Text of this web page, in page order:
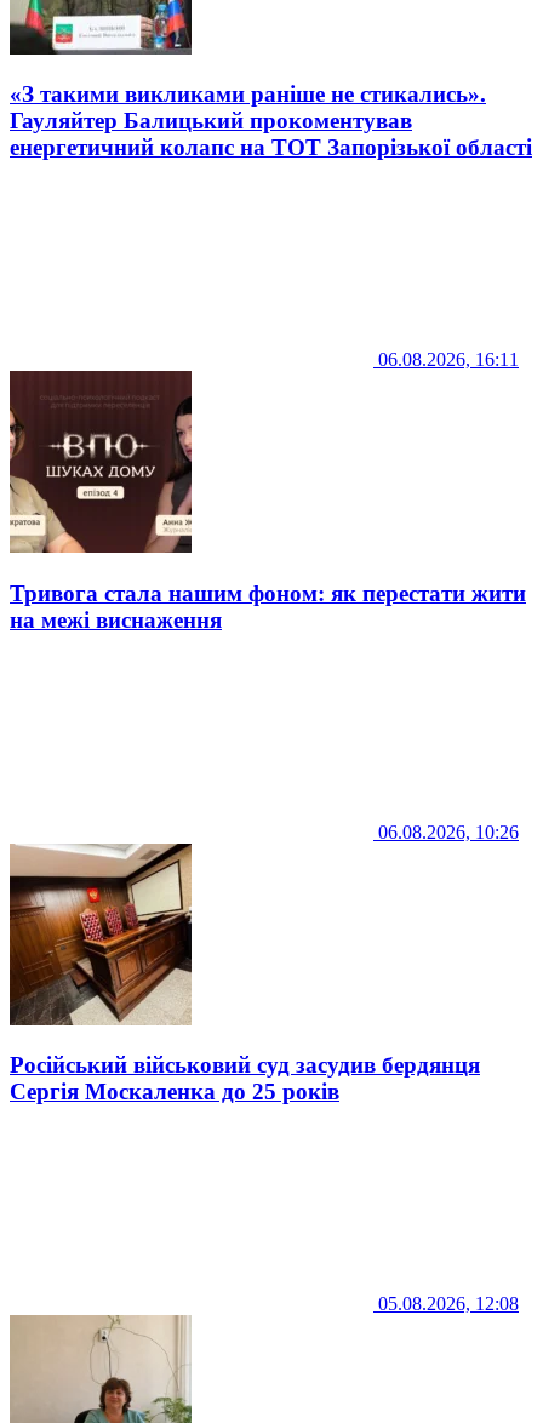
«З такими викликами раніше не стикались».
Гауляйтер Балицький прокоментував
енергетичний колапс на ТОТ Запорізької області
06.08.2026, 16:11
Тривога стала нашим фоном: як перестати жити
на межі виснаження
06.08.2026, 10:26
Російський військовий суд засудив бердянця
Сергія Москаленка до 25 років
05.08.2026, 12:08